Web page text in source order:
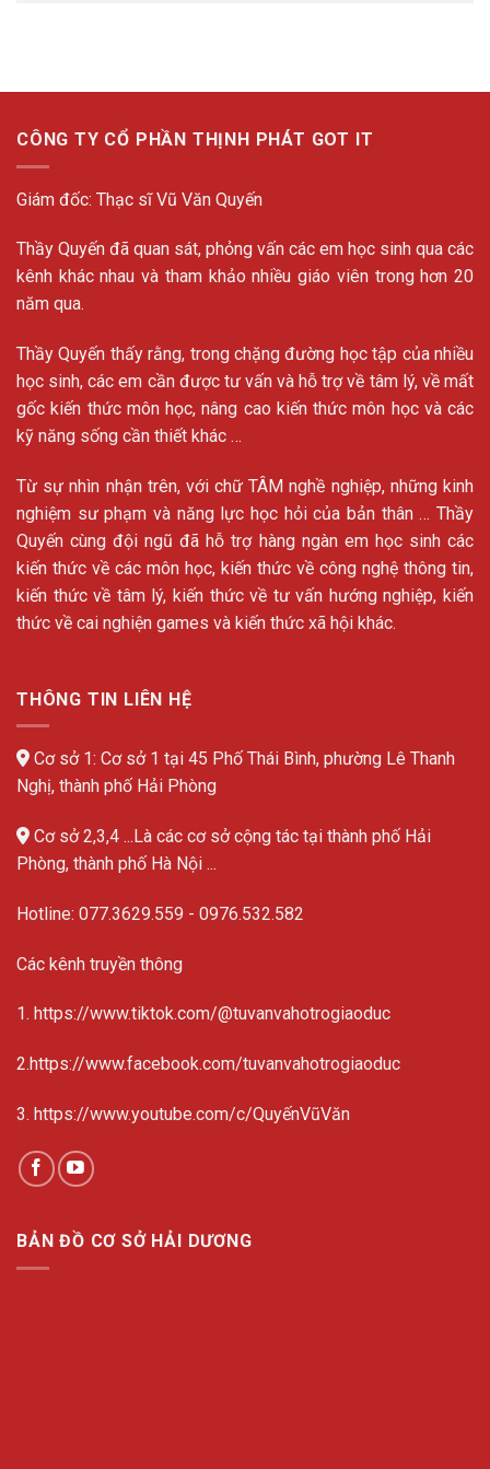
CÔNG TY CỔ PHẦN THỊNH PHÁT GOT IT
Giám đốc: Thạc sĩ Vũ Văn Quyến
Thầy Quyến đã quan sát, phỏng vấn các em học sinh qua các
kênh khác nhau và tham khảo nhiều giáo viên trong hơn 20
năm qua.
Thầy Quyến thấy rằng, trong chặng đường học tập của nhiều
học sinh, các em cần được tư vấn và hỗ trợ về tâm lý, về mất
gốc kiến thức môn học, nâng cao kiến thức môn học và các
kỹ năng sống cần thiết khác …
Từ sự nhìn nhận trên, với chữ TÂM nghề nghiệp, những kinh
nghiệm sư phạm và năng lực học hỏi của bản thân … Thầy
Quyến cùng đội ngũ đã hỗ trợ hàng ngàn em học sinh các
kiến thức về các môn học, kiến thức về công nghệ thông tin,
kiến thức về tâm lý, kiến thức về tư vấn hướng nghiệp, kiến
thức về cai nghiện games và kiến thức xã hội khác.
THÔNG TIN LIÊN HỆ
Cơ sở 1: Cơ sở 1 tại 45 Phố Thái Bình, phường Lê Thanh
Nghị, thành phố Hải Phòng
Cơ sở 2,3,4 ...Là các cơ sở cộng tác tại thành phố Hải
Phòng, thành phố Hà Nội ...
Hotline: 077.3629.559 - 0976.532.582
Các kênh truyền thông
1. https://www.tiktok.com/@tuvanvahotrogiaoduc
2.https://www.facebook.com/tuvanvahotrogiaoduc
3. https://www.youtube.com/c/QuyếnVũVăn
BẢN ĐỒ CƠ SỞ HẢI DƯƠNG